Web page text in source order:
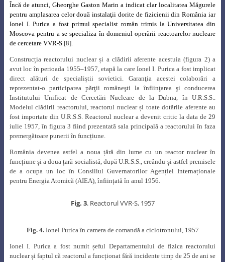
Încă de atunci, Gheorghe Gaston Marin a indicat clar localitatea Măgurele
pentru amplasarea celor două instalaţii dorite de fizicienii din România iar
Ionel I. Purica a fost primul specialist român trimis la Universitatea din
Moscova pentru a se specializa în domeniul operării reactoarelor nucleare
de cercetare VVR-S [8].
Construcția reactorului nuclear și a clădirii aferente acestuia (figura 2) a
avut loc în perioada 1955–1957, etapă la care Ionel I. Purica a fost implicat
direct alături de specialiștii sovietici. Garanţia acestei colaborări a
reprezentat-o participarea părţii româneşti la înfiinţarea şi conducerea
Institutului Unificat de Cercetări Nucleare de la Dubna, în U.R.S.S..
Modelul clădirii reactorului, reactorul nuclear și toate dotările aferente au
fost importate din U.R.S.S. Reactorul nuclear a devenit critic la data de 29
iulie 1957, în figura 3 fiind prezentată sala principală a reactorului în faza
premergătoare punerii în funcțiune.
România devenea astfel a noua țără din lume cu un reactor nuclear în
funcțiune și a doua țară socialistă, după U.R.S.S., creându-și astfel premisele
de a ocupa un loc în Consiliul Guvernatorilor Agenției Internaționale
pentru Energia Atomică (AIEA), înființată în anul 1956.
Fig. 3. Reactorul VVR-S, 1957
Fig. 4. Ionel Purica în camera de comandă a ciclotronului, 1957
Ionel I. Purica a fost numit șeful Departamentului de fizica reactorului
nuclear și faptul că reactorul a funcționat fără incidente timp de 25 de ani se